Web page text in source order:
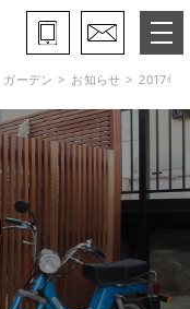
ーデン お知らせ 2017年